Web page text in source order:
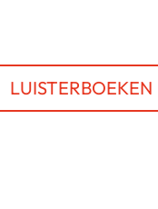
LUISTERBOEKEN